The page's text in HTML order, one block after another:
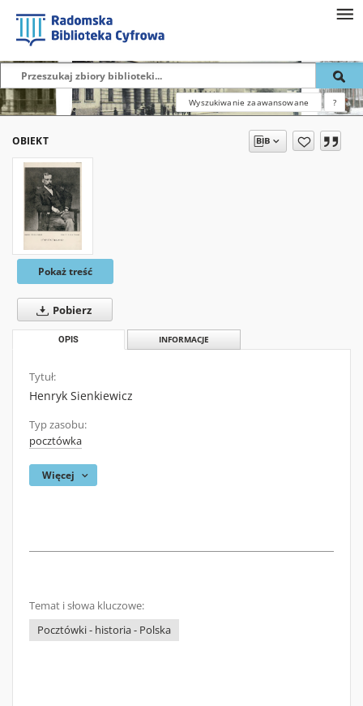
Wyszukiwanie zaawansowane ?
OBIEKT
Pokaż treść
Pobierz
OPIS INFORMACJE
Tytuł:
Henryk Sienkiewicz
Typ zasobu:
pocztówka
Więcej
Temat i słowa kluczowe:
Pocztówki - historia - Polska